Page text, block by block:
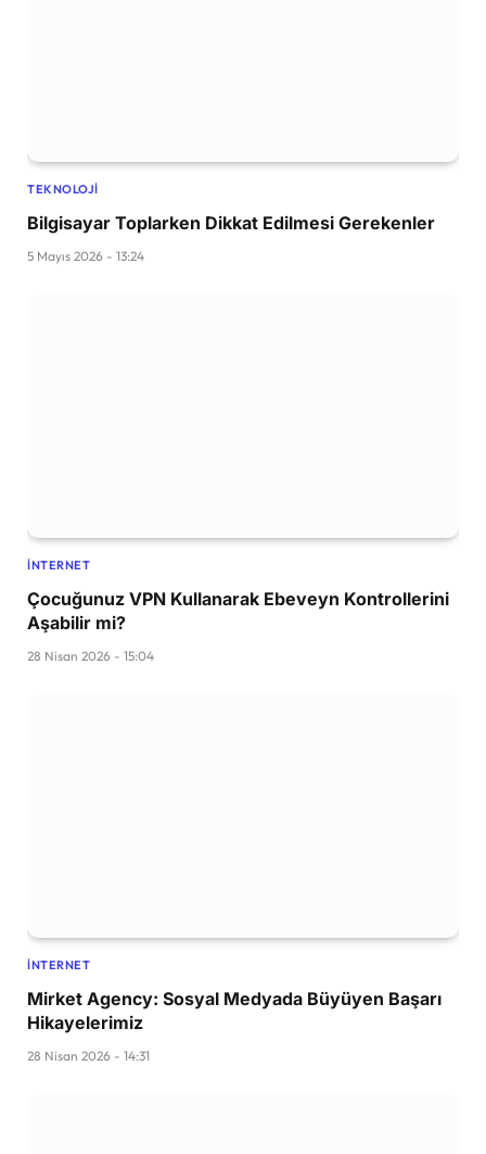
TEKNOLOJI
Bilgisayar Toplarken Dikkat Edilmesi Gerekenler
5 Mayıs 2026 - 13:24
İNTERNET
Çocuğunuz VPN Kullanarak Ebeveyn Kontrollerini
Aşabilir mi?
28 Nisan 2026 - 15:04
İNTERNET
Mirket Agency: Sosyal Medyada Büyüyen Başarı
Hikayelerimiz
28 Nisan 2026 - 14:31